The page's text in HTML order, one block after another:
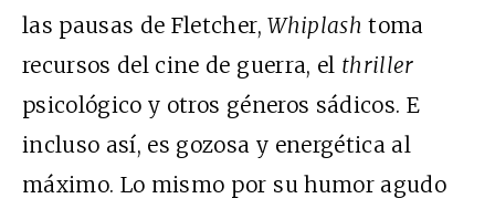
las pausas de Fletcher,Whiplash toma
recursos del cine de guerra, el thriller
psicológico y otros géneros sádicos. E
incluso así, es gozosa y energética al
máximo. Lo mismo por su humor agudo